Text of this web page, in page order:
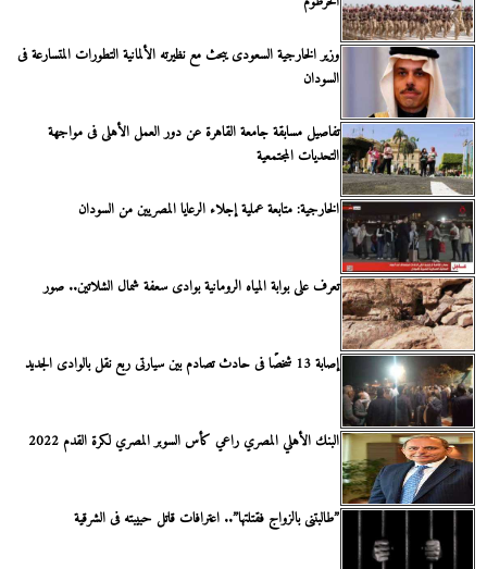
وزير الخارجية السعودى يبحث مع نظيرته الألمانية التطورات المتسارعة فى
السودان
تفاصيل مسابقة جامعة القاهرة عن دور العمل الأهلى فى مواجهة
التحديات المجتمعية
الخارجية: متابعة عملية إجلاء الرعايا المصريين من السودان
تعرف على بوابة المياه الرومانية بوادى سعفة شمال الشلاتين.. صور
إصابة 13 شخصًا فى حادث تصادم بين سيارتى ربع نقل بالوادى الجديد
البنك الأهلي المصري راعي كأس السوبر المصري لكرة القدم 2022 ​
”طالبتنى بالزواج فقتلتها”.. اعترافات قاتل حبيبته فى الشرقية